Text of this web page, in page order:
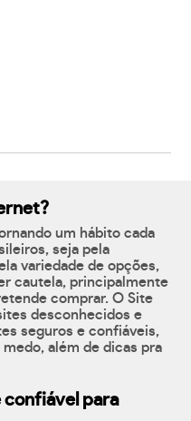
um hábito cada
seja pela
variedade de opções,
cautela, principalmente
comprar. O Site
desconhecidos e
seguros e confiáveis,
além de dicas pra
confiável para